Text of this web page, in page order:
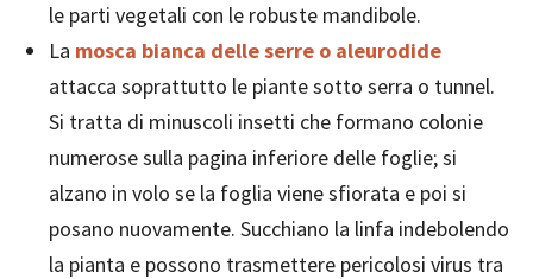
le parti vegetali con le robuste mandibole.
La mosca bianca delle serre o aleurodide
attacca soprattutto le piante sotto serra o tunnel.
Si tratta di minuscoli insetti che formano colonie
numerose sulla pagina inferiore delle foglie; si
alzano in volo se la foglia viene sfiorata e poi si
posano nuovamente. Succhiano la linfa indebolendo
la pianta e possono trasmettere pericolosi virus tra